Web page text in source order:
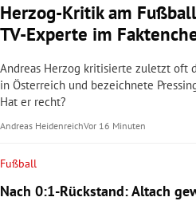
Herzog-Kritik am
TV-Experte im
Andreas Herzog kritisierte zuletzt oft
in Österreich und bezeichnete
Hat er recht?
Andreas HeidenreichVor 16 Minuten
Fußball
Nach 0:1-Rückstand: Altach